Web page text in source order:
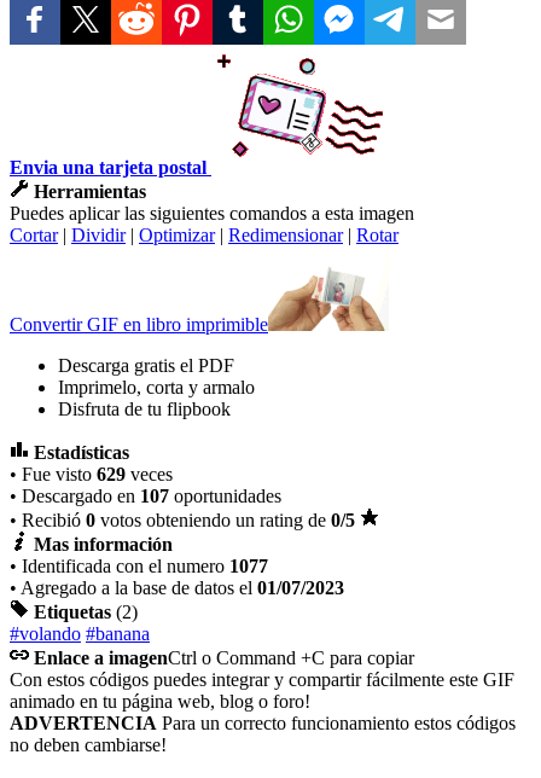
Envia una tarjeta postal
Herramientas
Puedes aplicar las siguientes comandos a esta imagen
Cortar| Dividir| Optimizar| Redimensionar| Rotar
Convertir GIF en libro imprimible
Descarga gratis el PDF
Imprimelo, corta y armalo
Disfruta de tu flipbook
Estadísticas
• Fue visto 629 veces
• Descargado en 107 oportunidades
• Recibió 0 votos obteniendo un rating de 0/5
Mas información
• Identificada con el numero 1077
• Agregado a la base de datos el 01/07/2023
Etiquetas (2)
#volando #banana
Enlace a imagenCtrl o Command +C para copiar
Con estos códigos puedes integrar y compartir fácilmente este GIF
animado en tu página web, blog o foro!
ADVERTENCIA Para un correcto funcionamiento estos códigos
no deben cambiarse!